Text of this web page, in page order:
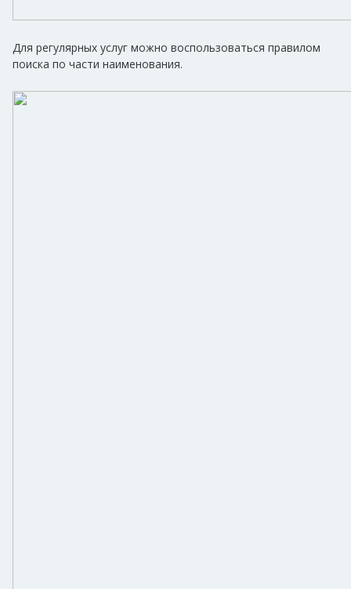
Для регулярных услуг можно воспользоваться правилом
поиска по части наименования.